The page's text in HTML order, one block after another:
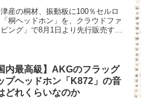
産の桐材、振動板に100％セルロ
桐ヘッドホン」を、クラウドファ
ング」で8月1日より先行販売す
内最高級】AKGのフラッグ
プヘッドホン「K872」の音
どれくらいなのか